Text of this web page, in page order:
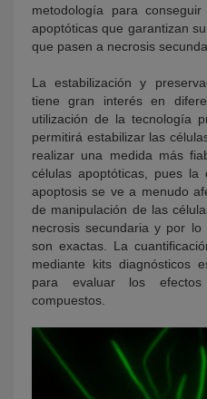
metodología para
apoptóticas que garantizan
que pasen a necrosis
La estabilización y
tiene gran interés en
utilización de la tecnología
permitirá estabilizar las
realizar una medida más
células apoptóticas, pues la
apoptosis se ve a menudo
de manipulación de las
necrosis secundaria y por lo
son exactas. La
mediante kits diagnósticos
para evaluar los efectos
compuestos.